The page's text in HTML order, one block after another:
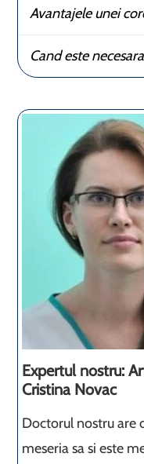
Avantajele unei
Cand este
Expertul nostru:
Cristina Novac
Doctorul nostru are
meseria sa si este